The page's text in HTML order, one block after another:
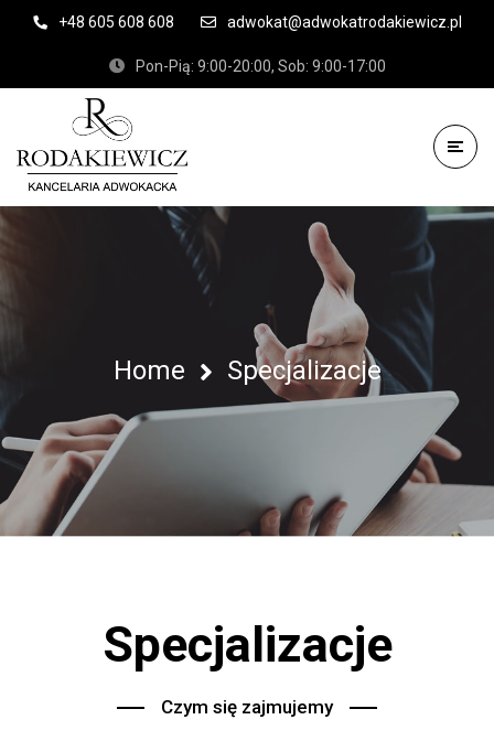
+48 605 608 608 adwokat@adwokatrodakiewicz.pl
Pon-Pią: 9:00-20:00, Sob: 9:00-17:00
Home Specjalizacje
Specjalizacje
Czym się zajmujemy